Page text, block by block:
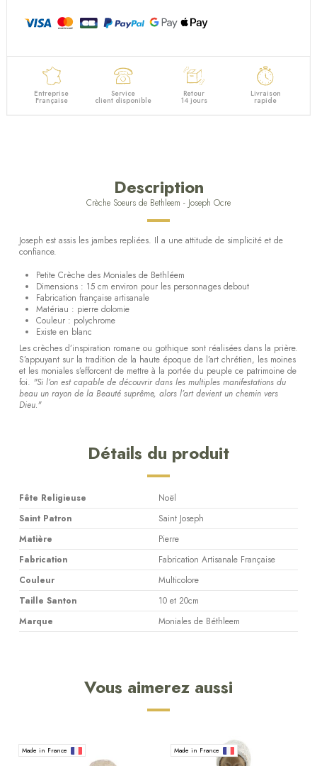
Entreprise
Française
Service
client disponible
Retour
14 jours
Livraison
rapide
Description
Crèche Soeurs de Bethleem - Joseph Ocre
Joseph est assis les jambes repliées. Il a une attitude de simplicité et de
confiance.
Petite Crèche des Moniales de Bethléem
Dimensions : 15 cm environ pour les personnages debout
Fabrication française artisanale
Matériau : pierre dolomie
Couleur : polychrome
Existe en blanc
Les crèches d’inspiration romane ou gothique sont réalisées dans la prière.
S’appuyant sur la tradition de la haute époque de l’art chrétien, les moines
et les moniales s’efforcent de mettre à la portée du peuple ce patrimoine de
foi. "Si l’on est capable de découvrir dans les multiples manifestations du
beau un rayon de la Beauté suprême, alors l’art devient un chemin vers
Dieu."
Détails du produit
Fête Religieuse
Noël
Saint Patron
Saint Joseph
Matière
Pierre
Fabrication
Fabrication Artisanale Française
Couleur
Multicolore
Taille Santon
10 et 20cm
Marque
Moniales de Béthleem
Vous aimerez aussi
Made in France Made in France